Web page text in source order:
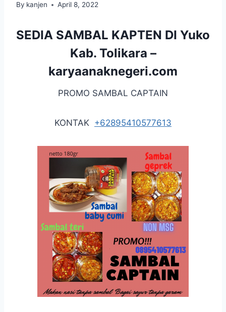
By kanjen April 8, 2022
SEDIA SAMBAL KAPTEN DI Yuko
Kab. Tolikara –
karyaanaknegeri.com
PROMO SAMBAL CAPTAIN
KONTAK +62895410577613